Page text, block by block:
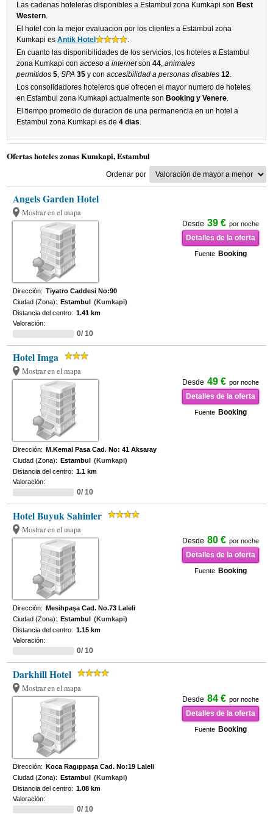
Las cadenas hoteleras disponibles a Estambul zona Kumkapi son Best
Western.
El hotel con la mejor evaluacion por los clientes a Estambul zona
Kumkapi esAntik Hotel
.
En cuanto las disponibilidades de los servicios, los hoteles a Estambul
zona Kumkapi conacceso a internetson44,animales
permitidos 5,SPA 35 y conaccesibilidad a personas disables 12.
Los consolidadores hoteleros que ofrecen el mayor numero de hoteles
en Estambul zona Kumkapi actualmente son Booking y Venere.
El tiempo promedio de duracion de una permanencia en un hotel a
Estambul zona Kumkapi es de4 dias.
Ofertas hoteles zonas Kumkapi, Estambul
Ordenar por
Angels Garden Hotel
Mostrar en el mapa
Desde 39 € por noche
Detalles de la oferta
Fuente Booking
Dirección: Tiyatro Caddesi No:90
Ciudad (Zona): Estambul (Kumkapi)
Distancia del centro: 1.41 km
Valoración:
0/ 10
Hotel Imga
Mostrar en el mapa
Desde 49 € por noche
Detalles de la oferta
Fuente Booking
Dirección: M.Kemal Pasa Cad. No: 41 Aksaray
Ciudad (Zona): Estambul (Kumkapi)
Distancia del centro: 1.1 km
Valoración:
0/ 10
Hotel Buyuk Sahinler
Mostrar en el mapa
Desde 80 € por noche
Detalles de la oferta
Fuente Booking
Dirección: Mesihpaşa Cad. No.73 Laleli
Ciudad (Zona): Estambul (Kumkapi)
Distancia del centro: 1.15 km
Valoración:
0/ 10
Darkhill Hotel
Mostrar en el mapa
Desde 84 € por noche
Detalles de la oferta
Fuente Booking
Dirección: Koca Ragıppaşa Cad. No:19 Laleli
Ciudad (Zona): Estambul (Kumkapi)
Distancia del centro: 1.08 km
Valoración:
0/ 10